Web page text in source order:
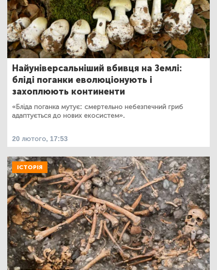
Найуніверсальніший вбивця на Землі:
бліді поганки еволюціонують і
захоплюють континенти
«Бліда поганка мутує: смертельно небезпечний гриб
адаптується до нових екосистем».
20 лютого, 17:53
ІСТОРІЯ